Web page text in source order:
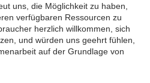
uns, die Möglichkeit zu haben,
verfügbaren Ressourcen zu
herzlich willkommen, sich
und würden uns geehrt fühlen,
auf der Grundlage von